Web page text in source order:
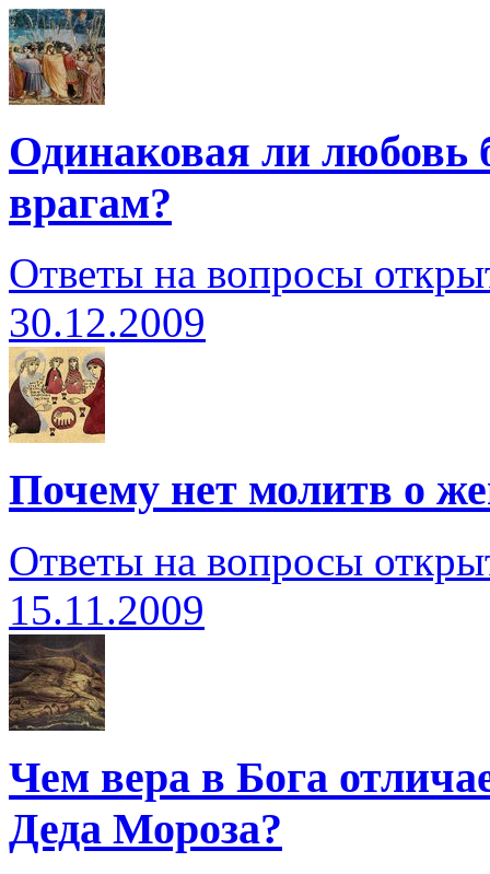
Одинаковая ли любовь
врагам?
Ответы на вопросы
30.12.2009
Почему нет молитв о
Ответы на вопросы
15.11.2009
Чем вера в Бога
Деда Мороза?